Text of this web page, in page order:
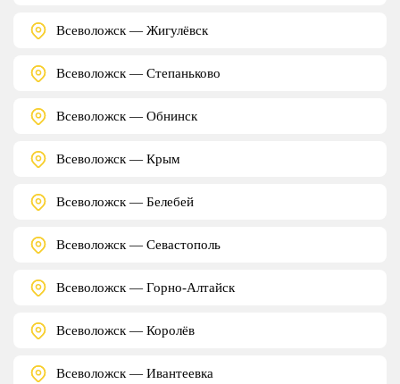
Всеволожск — Жигулёвск
Всеволожск — Степаньково
Всеволожск — Обнинск
Всеволожск — Крым
Всеволожск — Белебей
Всеволожск — Севастополь
Всеволожск — Горно-Алтайск
Всеволожск — Королёв
Всеволожск — Ивантеевка